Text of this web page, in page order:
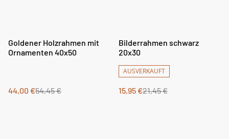
%
Goldener Holzrahmen mit
Ornamenten 40x50
44,00 €54,45 €
%
Bilderrahmen schwarz
20x30
AUSVERKAUFT
15,95 €21,45 €